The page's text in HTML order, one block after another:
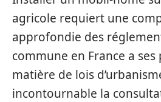
agricole requiert une
approfondie des
commune en France a
matière de lois
incontournable la